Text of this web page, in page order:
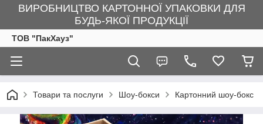
ВИРОБНИЦТВО КАРТОННОЇ УПАКОВКИ ДЛЯ
БУДЬ-ЯКОЇ ПРОДУКЦІЇ
ТОВ "ПакХауз"
Товари та послуги Шоу-бокси Картонний шоу-бокс